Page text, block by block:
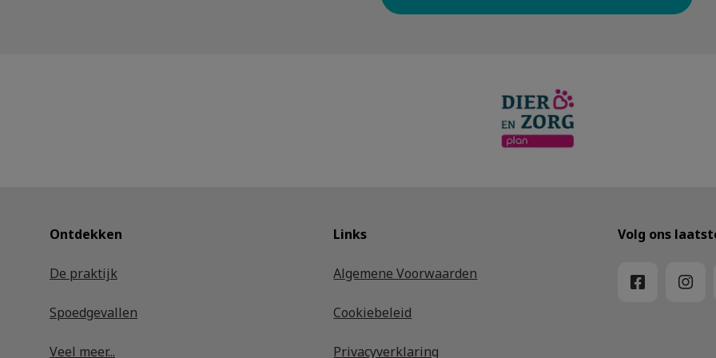
Ontdekken
De praktijk
Spoedgevallen
Veel meer...
Links
Algemene Voorwaarden
Cookiebeleid
Privacyverklaring
Volg ons